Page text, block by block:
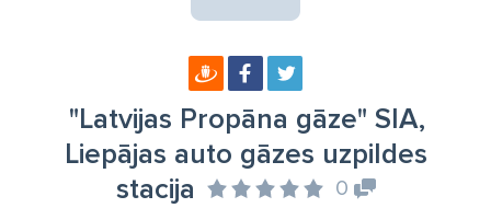
"Latvijas Propāna gāze" SIA,
Liepājas auto gāzes uzpildes
stacija
0